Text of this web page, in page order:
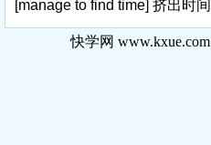
[manage to find time] 挤出时间
快学网 www.kxue.com